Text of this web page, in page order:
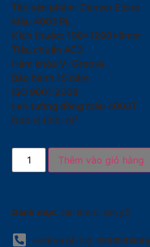
Tên sản phẩm: Denver Eiche
Màu 4003 PL
Kích thước: 190x1200x8mm
Tiêu chuẩn AC3
Hèm khóa V- Groove
Bảo hành 15 năm
ISO 9001:2008
Len tường đồng màu 4003T
Đơn vị tính: m²
Thêm vào giỏ hàng
Danh mục: Sàn 8mm, Sàn gỗ
Hotline hỗ trợ: 0938598666